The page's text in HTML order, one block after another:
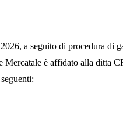
a seguito di procedura di
Mercatale è affidato alla